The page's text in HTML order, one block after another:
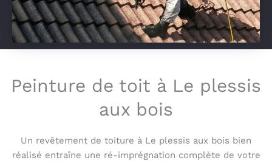
Peinture de toit à Le plessis
aux bois
Un revêtement de toiture à Le plessis aux bois bien
réalisé entraîne une ré-imprégnation complète de votre